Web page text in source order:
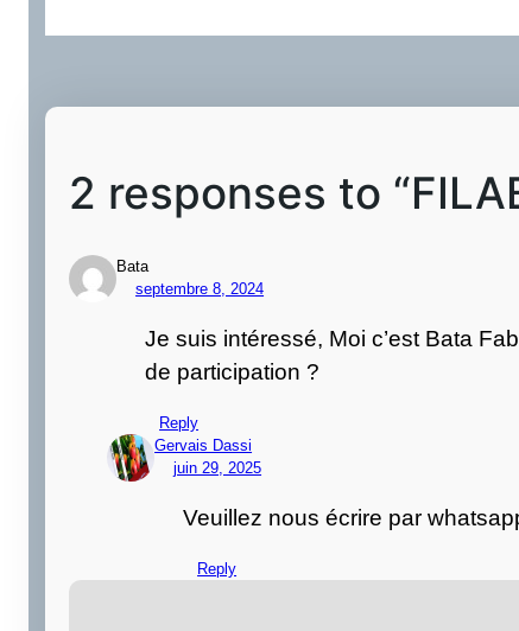
2 responses to
Bata
septembre 8, 2024
Je suis intéressé, Moi c’est Bata
de participation ?
Reply
Gervais Dassi
juin 29, 2025
Veuillez nous écrire par
Reply